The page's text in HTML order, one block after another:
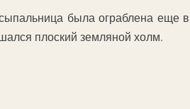
была ограблена еще в
плоский земляной холм.